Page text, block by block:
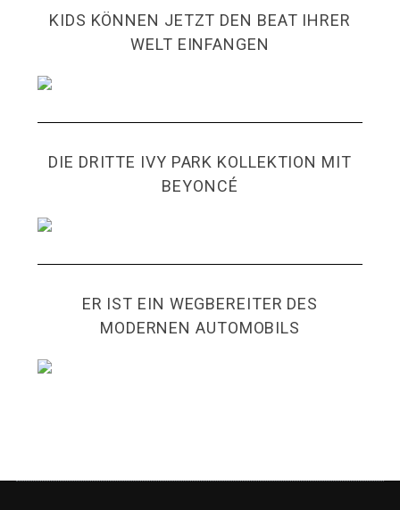
KIDS KÖNNEN JETZT DEN BEAT IHRER
WELT EINFANGEN
DIE DRITTE IVY PARK KOLLEKTION MIT
BEYONCÉ
ER IST EIN WEGBEREITER DES
MODERNEN AUTOMOBILS